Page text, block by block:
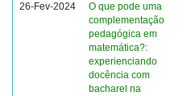
26-Fev-2024
O que pode uma
complementação
pedagógica em
matemática?:
experienciando
docência com
bacharel na